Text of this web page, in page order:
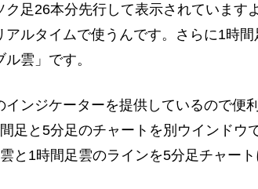
ク足26本分先行して表示されています
アルタイムで使うんです。さらに1時
雲」です。
ンジケーターを提供しているので便
足と5分足のチャートを別ウインドウ
と1時間足雲のラインを5分足チャー